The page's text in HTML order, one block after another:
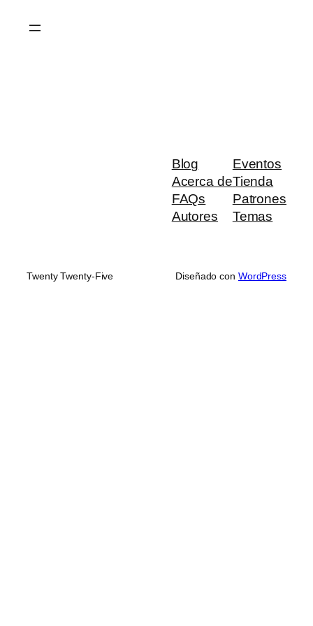
Blog
Acerca de
FAQs
Autores
Eventos
Tienda
Patrones
Temas
Twenty Twenty-Five Diseñado con WordPress